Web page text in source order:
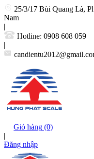
25/3/17 Bùi Quang Là,
Nam
|
Hotline: 0908 608 059
|
Giỏ hàng (0)
|
Đăng nhập